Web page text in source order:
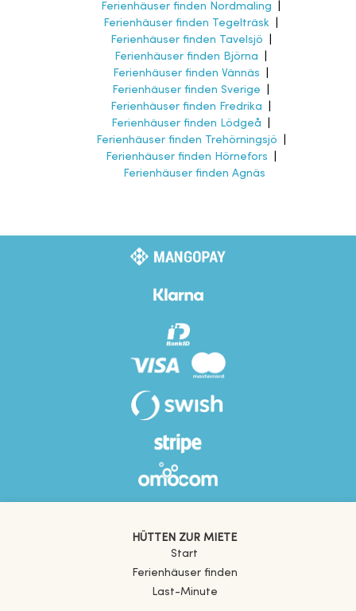
Ferienhäuser finden Nordmaling
Ferienhäuser finden Tegelträsk
Ferienhäuser finden Tavelsjö
Ferienhäuser finden Björna
Ferienhäuser finden Vännäs
Ferienhäuser finden Sverige
Ferienhäuser finden Fredrika
Ferienhäuser finden Lödgeå
Ferienhäuser finden Trehörningsjö
Ferienhäuser finden Hörnefors
Ferienhäuser finden Agnäs
HÜTTEN ZUR MIETE
Start
Ferienhäuser finden
Last-Minute